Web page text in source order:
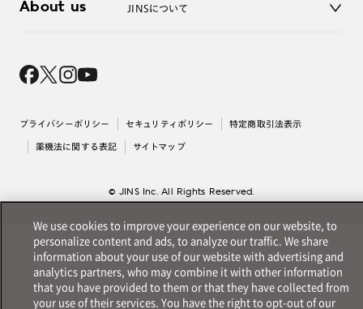
レンズ交換
About us JINSについて
採用情報
出店について
プライバシーポリシー セキュリティポリシー 特定商取引法表示
薬機法に関する表記 サイトマップ
© JINS Inc. All Rights Reserved.
We use cookies to improve your experience on our website, to
personalize content and ads, to analyze our traffic. We share
information about your use of our website with advertising and
analytics partners, who may combine it with other information
that you have provided to them or that they have collected from
your use of their services. You have the right to opt-out of our